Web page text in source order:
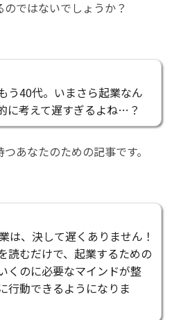
ではないでしょうか？
う40代。いまさら起業なん
に考えて遅すぎるよね…？
あなたのための記事です。
は、決して遅くありません！
読むだけで、起業するための
くのに必要なマインドが整
行動できるようになりま